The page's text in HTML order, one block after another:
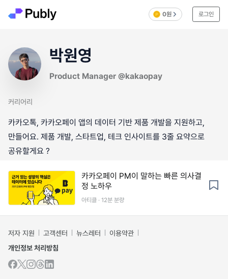
0원 로그인
박원영
Product Manager @kakaopay
커리어리
카카오톡, 카카오페이 앱의 데이터 기반 제품 개발을 지원하고,
만들어요. 제품 개발, 스타트업, 테크 인사이트를 3줄 요약으로
공유할게요 ?
카카오페이 PM이 말하는 빠른 의사결
정 노하우
아티클 · 12분 분량
저자 지원 고객센터 뉴스레터
이용약관
개인정보 처리방침